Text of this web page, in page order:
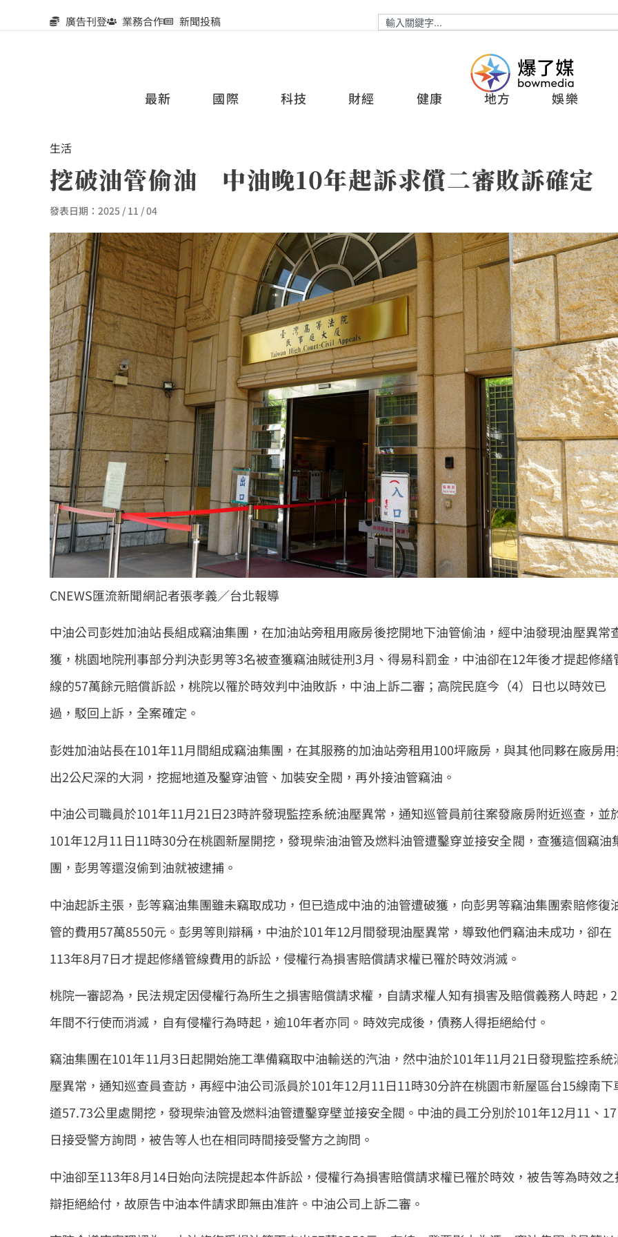
廣告刊登 業務合作 新聞投稿
最新 國際 科技 財經 健康 地方 娛樂
生活
挖破油管偷油 中油晚10年起訴求償二審敗訴確定
發表日期： 2025 / 11 / 04
CNEWS匯流新聞網記者張孝義／台北報導
中油公司彭姓加油站長組成竊油集團，在加油站旁租用廠房後挖開地下油管偷油，經中油發現油壓異常
獲，桃園地院刑事部分判決彭男等3名被查獲竊油賊徒刑3月、得易科罰金，中油卻在12年後才提起修繕
線的57萬餘元賠償訴訟，桃院以罹於時效判中油敗訴，中油上訴二審；高院民庭今（4）日也以時效已
過，駁回上訴，全案確定。
彭姓加油站長在101年11月間組成竊油集團，在其服務的加油站旁租用100坪廠房，與其他同夥在廠房
出2公尺深的大洞，挖掘地道及鑿穿油管、加裝安全閥，再外接油管竊油。
中油公司職員於101年11月21日23時許發現監控系統油壓異常，通知巡管員前往案發廠房附近巡查，並
101年12月11日11時30分在桃園新屋開挖，發現柴油油管及燃料油管遭鑿穿並接安全閥，查獲這個竊油
團，彭男等還沒偷到油就被逮捕。
中油起訴主張，彭等竊油集團雖未竊取成功，但已造成中油的油管遭破獲，向彭男等竊油集團索賠修復
管的費用57萬8550元。彭男等則辯稱，中油於101年12月間發現油壓異常，導致他們竊油未成功，卻在
113年8月7日才提起修繕管線費用的訴訟，侵權行為損害賠償請求權已罹於時效消滅。
桃院一審認為，民法規定因侵權行為所生之損害賠償請求權，自請求權人知有損害及賠償義務人時起，2
年間不行使而消滅，自有侵權行為時起，逾10年者亦同。時效完成後，債務人得拒絕給付。
竊油集團在101年11月3日起開始施工準備竊取中油輸送的汽油，然中油於101年11月21日發現監控系統
壓異常，通知巡查員查訪，再經中油公司派員於101年12月11日11時30分許在桃園市新屋區台15線南下
道57.73公里處開挖，發現柴油管及燃料油管遭鑿穿壁並接安全閥。中油的員工分別於101年12月11、17
日接受警方詢問，被告等人也在相同時間接受警方之詢問。
中油卻至113年8月14日始向法院提起本件訴訟，侵權行為損害賠償請求權已罹於時效，被告等為時效之
辯拒絕給付，故原告中油本件請求即無由准許。中油公司上訴二審。